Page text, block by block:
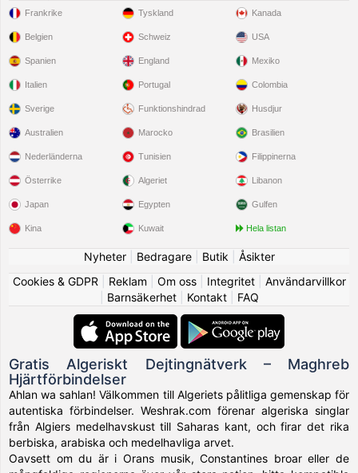
Frankrike
Belgien
Spanien
Italien
Sverige
Tyskland
Schweiz
England
Portugal
Funktionshindrad
Kanada
USA
Mexiko
Colombia
Husdjur
Australien
Nederländerna
Österrike
Japan
Kina
Marocko
Tunisien
Algeriet
Egypten
Kuwait
Brasilien
Filippinerna
Libanon
Gulfen
Hela listan
Nyheter| Bedragare| Butik
Åsikter
Cookies & GDPR
Reklam Om oss| Integritet| Användarvillkor
Barnsäkerhet| Kontakt| FAQ
Gratis Algeriskt Dejtingnätverk – Maghreb
Hjärtförbindelser
Ahlan wa sahlan! Välkommen till Algeriets pålitliga gemenskap för
autentiska förbindelser. Weshrak.com förenar algeriska singlar
från Algiers medelhavskust till Saharas kant, och firar det rika
berbiska, arabiska och medelhavliga arvet.
Oavsett om du är i Orans musik, Constantines broar eller de